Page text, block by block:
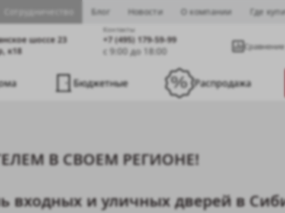
Сотрудничество Блог Новости О компании Где
шоссе 23
к18
Контакты
+7 (495) 179-59-99
с 9:00 до 18:00 Сравнение
Бюджетные Распродажа
В СВОЕМ РЕГИОНЕ!
входных и уличных дверей в